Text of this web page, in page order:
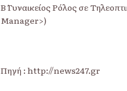
Β΄ Γυναικείος Ρόλος σε
Manager>)
Πηγή : http://news247.gr